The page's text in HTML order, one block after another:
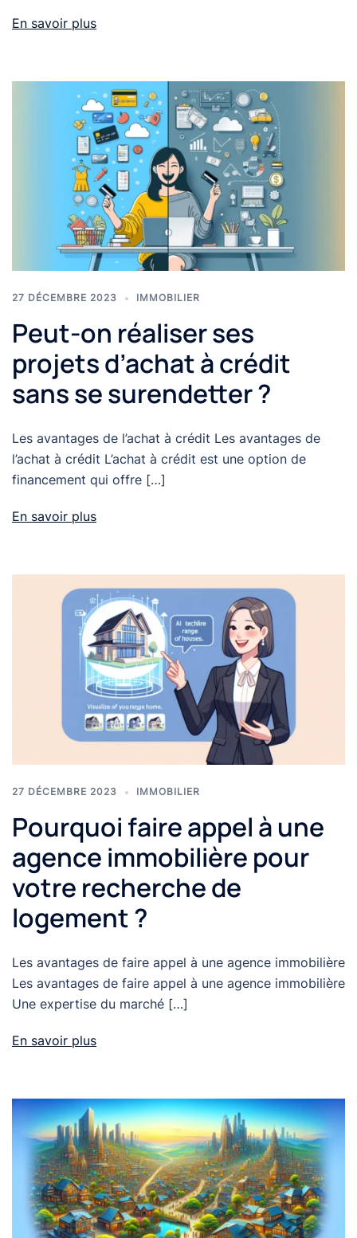
En savoir plus
27 DÉCEMBRE 2023 IMMOBILIER
Peut-on réaliser ses
projets d’achat à crédit
sans se surendetter ?
Les avantages de l’achat à crédit Les avantages de
l’achat à crédit L’achat à crédit est une option de
financement qui offre […]
En savoir plus
27 DÉCEMBRE 2023 IMMOBILIER
Pourquoi faire appel à une
agence immobilière pour
votre recherche de
logement ?
Les avantages de faire appel à une agence immobilière
Les avantages de faire appel à une agence immobilière
Une expertise du marché […]
En savoir plus